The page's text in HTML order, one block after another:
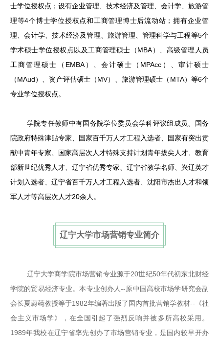
士学位授权点；设有企业管理、技术经济及管理、会计学、旅游管
理等4个博士学位授权点和工商管理博士后流动站；拥有企业管
理、会计学、技术经济及管理、旅游管理、管理科学与工程等5个
学术硕士学位授权点以及工商管理硕士（MBA）、高级管理人员
工商管理硕士（EMBA）、会计硕士（MPAcc）、审计硕士
（MAud）、资产评估硕士（MV）、旅游管理硕士（MTA）等6个
专业学位授权点。
学院专任教师中有国务院学位委员会学科评议组成员、国务
院政府特殊津贴专家、国家百千万人才工程入选者、国家有突出贡
献中青年专家、国家高层次人才特殊支持计划青年拔尖人才、教育
部新世纪优秀人才、辽宁省优秀专家、辽宁省教学名师、兴辽英才
计划入选者、辽宁省百千万人才工程入选者、沈阳市杰出人才和领
军人才等高层次人才20余人。
辽宁大学市场营销专业简介
辽宁大学商学院市场营销专业源于20世纪50年代初东北财经
学院的贸易经济专业。本专业创办人--原中国高校市场学研究会副
会长夏蔚莼教授等于1982年编著出版了国内首批营销学教材--《社
会主义市场学》，在全国引起了强烈反响并被多所高校采用。
1989年我校在辽宁省率先创办了市场营销专业，是国内较早开办